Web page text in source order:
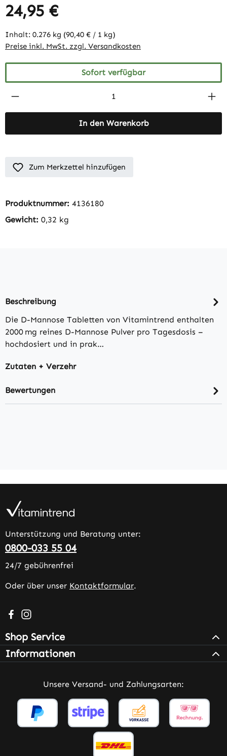
24,95 €
Inhalt: 0.276 kg (90,40 € / 1 kg)
Preise inkl. MwSt. zzgl. Versandkosten
Sofort verfügbar
Produkt Anzahl: Gib den gewünschten
In den Warenkorb
Zum Merkzettel hinzufügen
Produktnummer: 4136180
Gewicht: 0,32 kg
Beschreibung
Die D-Mannose Tabletten von Vitamintrend enthalten
2000 mg reines D-Mannose Pulver pro Tagesdosis –
hochdosiert und in prak…
Zutaten + Verzehr
Bewertungen
Unterstützung und Beratung unter:
0800-033 55 04
24/7 gebührenfrei
Oder über unser Kontaktformular.
Besuche uns auf Facebook – öffnet in neuem Tab
Schau auf Instagram vorbei – öffnet in neuem Tab
Shop Service
Informationen
Unsere Versand- und Zahlungsarten: